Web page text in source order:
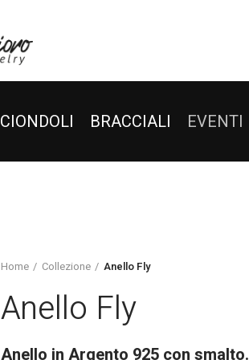
CIONDOLI BRACCIALI EVENTI
Home Collezione Anello Fly
Anello Fly
Anello in Argento 925 con smalto.